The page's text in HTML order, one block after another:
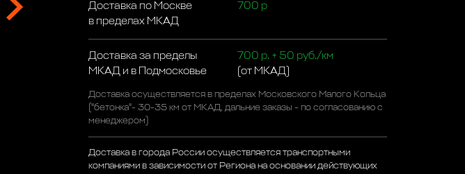
Доставка по Москве
в пределах МКАД
700 р
Доставка за пределы
МКАД и в Подмосковье
700 р. + 50 руб./км
(от МКАД)
Доставка осуществляется в пределах Московского Малого Кольца
("бетонка"- 30-35 км от МКАД, дальние заказы - по согласованию с
менеджером)
Доставка в города России осуществляется транспортными
компаниями в зависимости от Региона на основании действующих